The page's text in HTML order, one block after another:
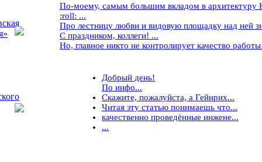
По-моему, самым большим вкладом в архитектуру
:roll: ...
Про лестницу любви и видовую площадку над ней
С праздником, коллеги! ...
Но, главное никто не контролирует качество
Добрый день!
По инфо...
Скажите, пожалуйста, а Гейнрих...
Читая эту статью понимаешь что...
качественно проведённые инжене...
...